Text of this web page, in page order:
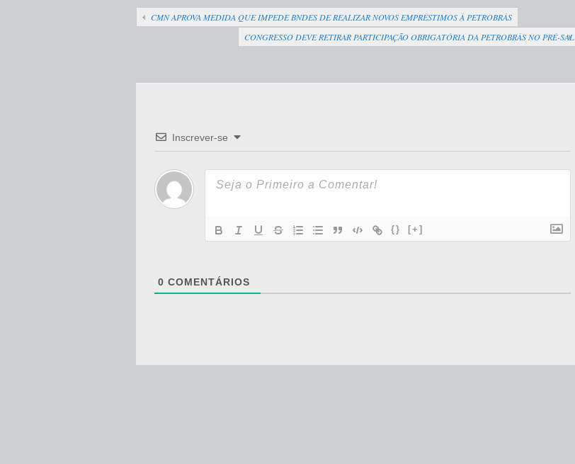
CMN APROVA MEDIDA QUE IMPEDE BNDES DE REALIZAR NOVOS EMPRÉSTIMOS À PETROBRÁS
CONGRESSO DEVE RETIRAR PARTICIPAÇÃO OBRIGATÓRIA DA PETROBRÁS NO PRÉ-SAL
Inscrever-se
{} [+]
0 COMENTÁRIOS